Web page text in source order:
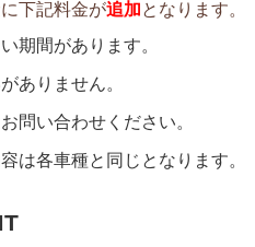
下記料金が追加となります。
期間があります。
ありません。
問い合わせください。
は各車種と同じとなります。